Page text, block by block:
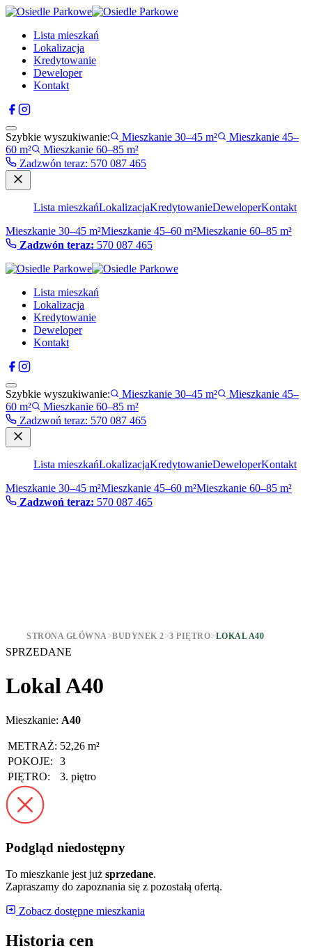
Lista mieszkań
Lokalizacja
Kredytowanie
Deweloper
Kontakt
Szybkie wyszukiwanie: Mieszkanie 30–45 m²
Mieszkanie 45–
60 m²
Mieszkanie 60–85 m²
Zadzwón teraz: 570 087 465
Lista mieszkańLokalizacjaKredytowanieDeweloperKontakt
Mieszkanie 30–45 m²Mieszkanie 45–60 m²Mieszkanie 60–85 m²
Zadzwón teraz: 570 087 465
Lista mieszkań
Lokalizacja
Kredytowanie
Deweloper
Kontakt
Szybkie wyszukiwanie: Mieszkanie 30–45 m²
Mieszkanie 45–
60 m²
Mieszkanie 60–85 m²
Zadzwoń teraz: 570 087 465
Lista mieszkańLokalizacjaKredytowanieDeweloperKontakt
Mieszkanie 30–45 m²Mieszkanie 45–60 m²Mieszkanie 60–85 m²
Zadzwoń teraz: 570 087 465
STRONA GŁÓWNA>BUDYNEK 2>3 PIĘTRO>LOKAL A40
SPRZEDANE
Lokal A40
Mieszkanie: A40
METRAŻ: 52,26 m²
POKOJE:
3
PIĘTRO:
3. piętro
Podgląd niedostępny
To mieszkanie jest już sprzedane.
Zapraszamy do zapoznania się z pozostałą ofertą.
Zobacz dostępne mieszkania
Historia cen